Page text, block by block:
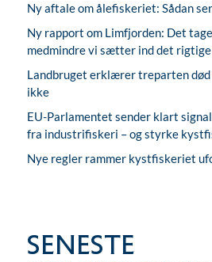
Ny aftale om ålefiskeriet: Sådan
Ny rapport om Limfjorden: Det
medmindre vi sætter ind det
Landbruget erklærer treparten
ikke
EU-Parlamentet sender klart
fra industrifiskeri – og styrke
Nye regler rammer kystfiskeriet
Seneste